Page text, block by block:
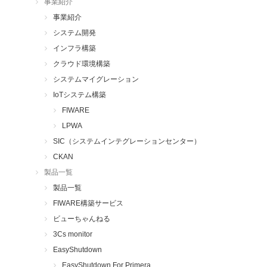
事業紹介
事業紹介
システム開発
インフラ構築
クラウド環境構築
システムマイグレーション
IoTシステム構築
FIWARE
LPWA
SIC（システムインテグレーションセンター）
CKAN
製品一覧
製品一覧
FIWARE構築サービス
ビューちゃんねる
3Cs monitor
EasyShutdown
EasyShutdown For Primera